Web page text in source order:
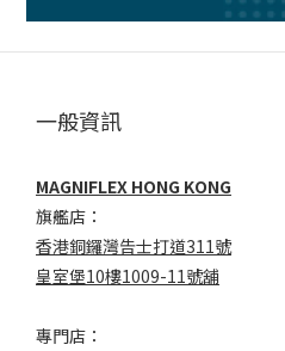
一般資訊
MAGNIFLEX HONG KONG
旗艦店：
香港銅鑼灣告士打道311號
皇室堡10樓1009-11號舖
專門店：